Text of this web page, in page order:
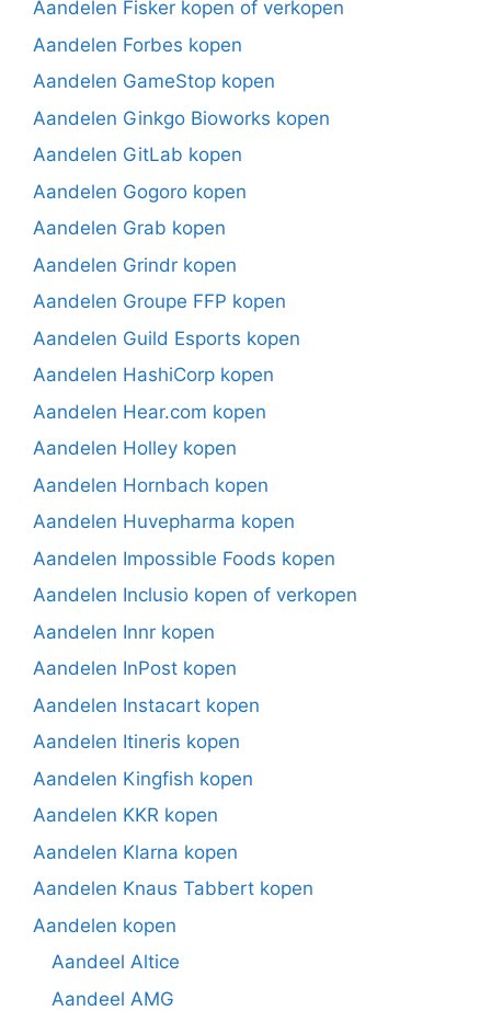
Aandelen Fisker kopen of verkopen
Aandelen Forbes kopen
Aandelen GameStop kopen
Aandelen Ginkgo Bioworks kopen
Aandelen GitLab kopen
Aandelen Gogoro kopen
Aandelen Grab kopen
Aandelen Grindr kopen
Aandelen Groupe FFP kopen
Aandelen Guild Esports kopen
Aandelen HashiCorp kopen
Aandelen Hear.com kopen
Aandelen Holley kopen
Aandelen Hornbach kopen
Aandelen Huvepharma kopen
Aandelen Impossible Foods kopen
Aandelen Inclusio kopen of verkopen
Aandelen Innr kopen
Aandelen InPost kopen
Aandelen Instacart kopen
Aandelen Itineris kopen
Aandelen Kingfish kopen
Aandelen KKR kopen
Aandelen Klarna kopen
Aandelen Knaus Tabbert kopen
Aandelen kopen
Aandeel Altice
Aandeel AMG